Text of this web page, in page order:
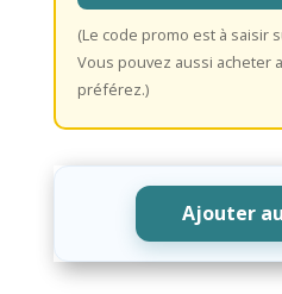
(Le code promo est à saisir
Vous pouvez aussi acheter
préférez.)
Ajouter